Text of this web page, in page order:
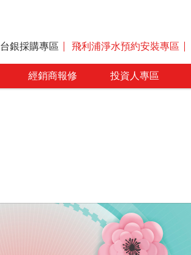
台銀採購專區 飛利浦淨水預約安裝專區
經銷商報修 投資人專區